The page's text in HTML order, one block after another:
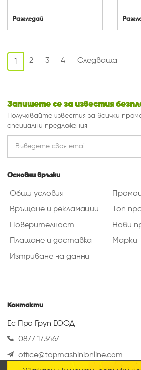
Разгледай
1 2 3 4 Следваща
Запишете се за известия
Получавайте известия за всички
специални предложения
Основни връзки
Общи условия
Връщане и рекламации
Поверителност
Плащане и доставка
Изтриване на данни
Топ
Нови
Марки
Контакти
Ес Про Груп ЕООД
0877 173467
office@topmashinionline.com